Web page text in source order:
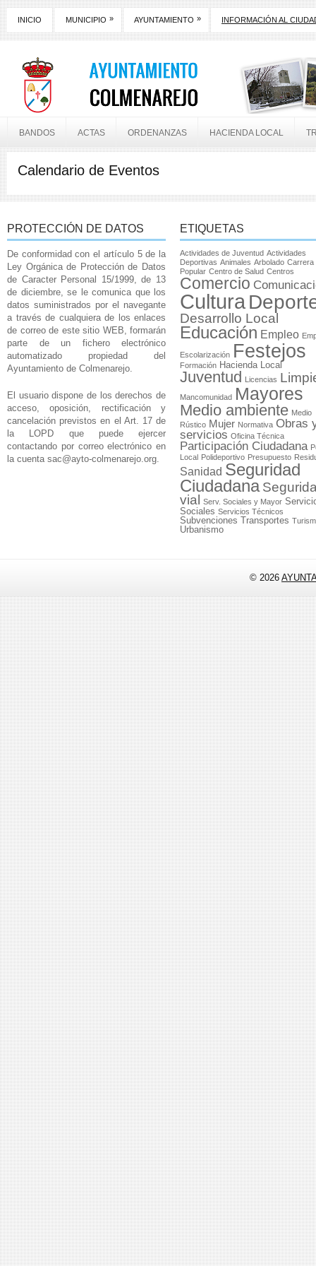
INICIO MUNICIPIO » AYUNTAMIENTO » INFORMACIÓN AL
BANDOS ACTAS ORDENANZAS HACIENDA LOCAL
Calendario de Eventos
PROTECCIÓN DE DATOS
De conformidad con el artículo 5 de la
Ley Orgánica de Protección de Datos
de Caracter Personal 15/1999, de 13
de diciembre, se le comunica que los
datos suministrados por el navegante
a través de cualquiera de los enlaces
de correo de este sitio WEB, formarán
parte de un fichero electrónico
automatizado propiedad del
Ayuntamiento de Colmenarejo.
El usuario dispone de los derechos de
acceso, oposición, rectificación y
cancelación previstos en el Art. 17 de
la LOPD que puede ejercer
contactando por correo electrónico en
la cuenta sac@ayto-colmenarejo.org.
ETIQUETAS
Actividades de Juventud Actividades
Deportivas Animales Arbolado Carrera
Popular Centro de Salud Centros
Comercio
Cultura
Desarrollo Local
Educación Empleo
Escolarización Festejos
Formación Hacienda Local
Juventud Licencias
Mancomunidad Mayores
Medio ambiente Medio
Rústico Mujer Normativa Obras
servicios Oficina Técnica
Participación Ciudadana
Local Polideportivo Presupuesto
Sanidad Seguridad
Ciudadana
vial
Serv. Sociales y Mayor
Sociales Servicios Técnicos
Subvenciones Transportes
Urbanismo
© 2026